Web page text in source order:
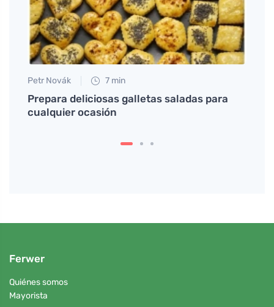
Petr Novák 7 min
Prepara deliciosas galletas saladas para
cualquier ocasión
Ferwer
Quiénes somos
Mayorista